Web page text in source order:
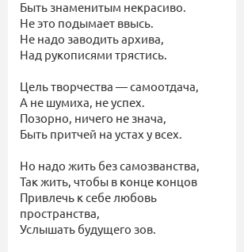
Быть знаменитым некрасиво.
Не это подымает ввысь.
Не надо заводить архива,
Над рукописями трястись.
Цель творчества — самоотдача,
А не шумиха, не успех.
Позорно, ничего не знача,
Быть притчей на устах у всех.
Но надо жить без самозванства,
Так жить, чтобы в конце концов
Привлечь к себе любовь
пространства,
Услышать будущего зов.